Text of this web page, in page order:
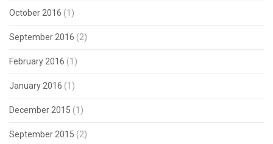
October 2016 (1)
September 2016 (2)
February 2016 (1)
January 2016 (1)
December 2015 (1)
September 2015 (2)